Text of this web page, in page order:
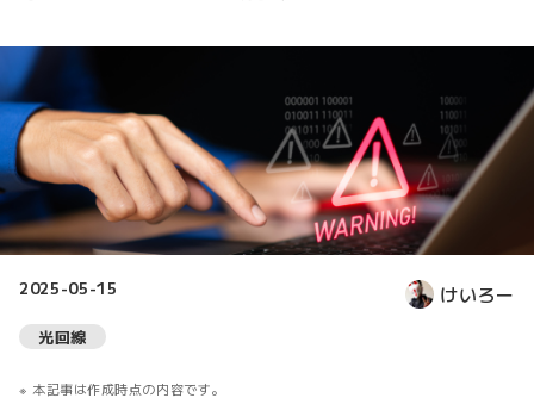
2025-05-15 けいろー
光回線
本記事は作成時点の内容です。